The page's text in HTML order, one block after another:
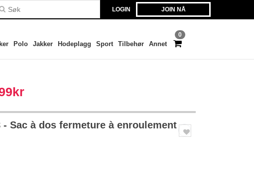
LOGIN JOIN NÅ
0
Polo Jakker Hodeplagg Sport Tilbehør Annet
- Sac à dos fermeture à enroulement